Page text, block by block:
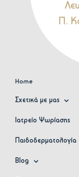
Π.
Home
Σχετικά με μας
Ιατρείο Ψωρίασης
Παιδοδερματολογία
Blog